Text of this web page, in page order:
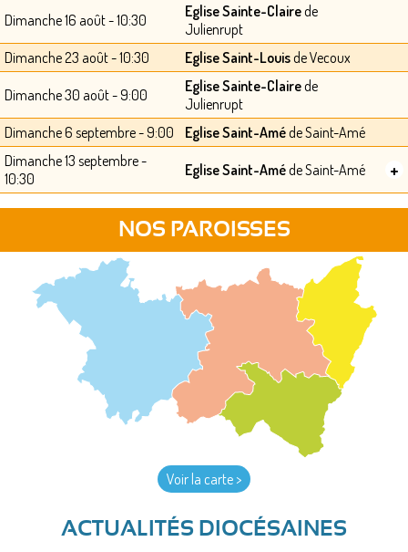
Dimanche 16 août - 10:30 Eglise Sainte-Clairede
Julienrupt
Dimanche 23 août - 10:30
Eglise Saint-Louisde Vecoux
Dimanche 30 août - 9:00 Eglise Sainte-Clairede
Julienrupt
Dimanche 6 septembre - 9:00
Eglise Saint-Améde Saint-Amé
Dimanche 13 septembre -
10:30
Eglise Saint-Améde Saint-Amé +
NOS PAROISSES
Voir la carte >
ACTUALITÉS DIOCÉSAINES